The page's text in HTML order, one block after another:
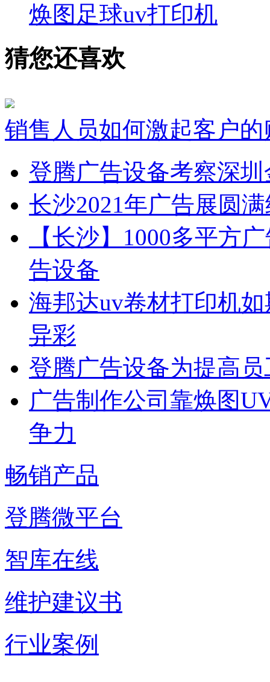
焕图足球uv打印机
猜您还喜欢
销售人员如何激起客户的
登腾广告设备考察深
长沙2021年广告展圆
【长沙】1000多平方
告设备
海邦达uv卷材打印机
异彩
登腾广告设备为提高
广告制作公司靠焕图
争力
畅销产品
登腾微平台
智库在线
维护建议书
行业案例